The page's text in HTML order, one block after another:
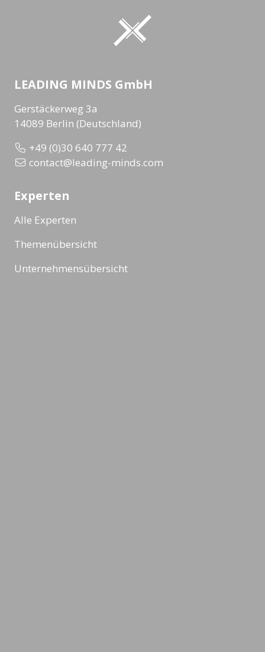
LEADING MINDS GmbH
Gerstäckerweg 3a
14089 Berlin (Deutschland)
+49 (0)30 640 777 42
contact@leading-minds.com
Experten
Alle Experten
Themenübersicht
Unternehmensübersicht